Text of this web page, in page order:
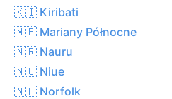
🇰🇮 Kiribati
🇲🇵 Mariany Północne
🇳🇷 Nauru
🇳🇺 Niue
🇳🇫 Norfolk